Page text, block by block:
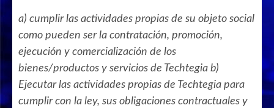
a) cumplir las actividades propias de su objeto social
como pueden ser la contratación, promoción,
ejecución y comercialización de los
bienes/productos y servicios de Techtegia b)
Ejecutar las actividades propias de Techtegia para
cumplir con la ley, sus obligaciones contractuales y